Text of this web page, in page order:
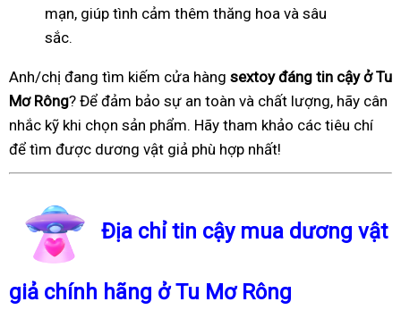
mạn, giúp tình cảm thêm thăng hoa và sâu
sắc.
Anh/chị đang tìm kiếm cửa hàng sextoy đáng tin cậy ở Tu
Mơ Rông? Để đảm bảo sự an toàn và chất lượng, hãy cân
nhắc kỹ khi chọn sản phẩm. Hãy tham khảo các tiêu chí
để tìm được dương vật giả phù hợp nhất!
Địa chỉ tin cậy mua dương vật
giả chính hãng ở Tu Mơ Rông